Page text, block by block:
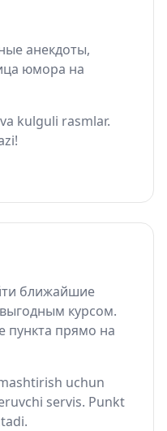
анекдоты,
юмора на
kulguli rasmlar.
ближайшие
курсом.
пункта прямо на
uchun
servis. Punkt